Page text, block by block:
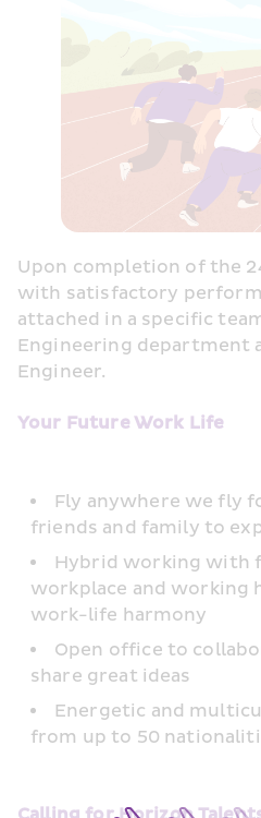
Upon completion of the
with satisfactory
attached in a specific
Engineering department
Engineer.
Your Future Work Life
Fly anywhere we fly
friends and family to
Hybrid working with
workplace and working
work-life harmony
Open office to
share great ideas
Energetic and
from up to 50